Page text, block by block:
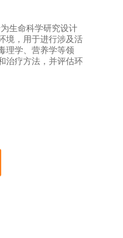
生命科学研究设计
境，用于进行涉及活
理学、营养学等领
治疗方法，并评估环